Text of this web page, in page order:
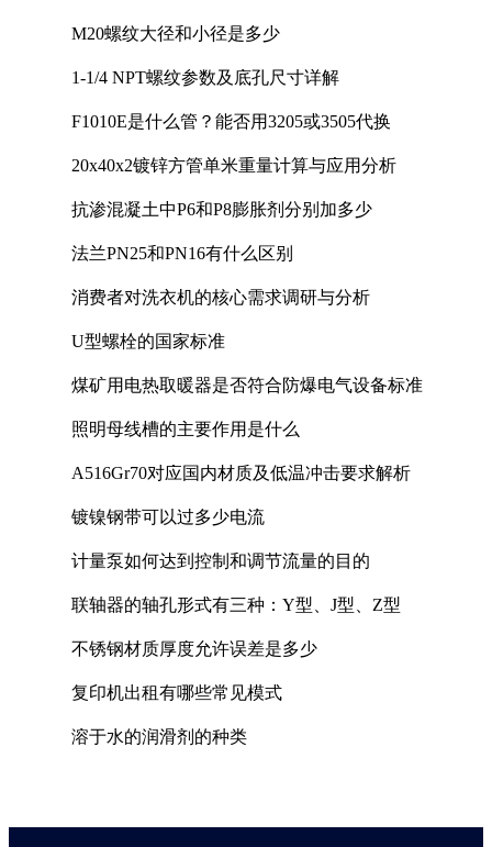
M20螺纹大径和小径是多少
1-1/4 NPT螺纹参数及底孔尺寸详解
F1010E是什么管？能否用3205或3505代换
20x40x2镀锌方管单米重量计算与应用分析
抗渗混凝土中P6和P8膨胀剂分别加多少
法兰PN25和PN16有什么区别
消费者对洗衣机的核心需求调研与分析
U型螺栓的国家标准
煤矿用电热取暖器是否符合防爆电气设备标准
照明母线槽的主要作用是什么
A516Gr70对应国内材质及低温冲击要求解析
镀镍钢带可以过多少电流
计量泵如何达到控制和调节流量的目的
联轴器的轴孔形式有三种：Y型、J型、Z型
不锈钢材质厚度允许误差是多少
复印机出租有哪些常见模式
溶于水的润滑剂的种类